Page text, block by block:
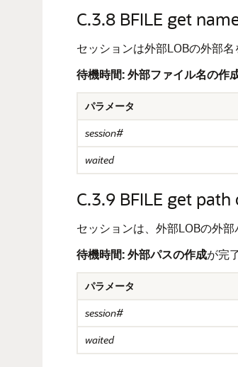
C.3.8 BFILE get
セッションは外部LOBの外部
待機時間:外部ファイル名の作
パラメータ
session#
waited
C.3.9 BFILE get path
セッションは、外部LOBの外
待機時間:外部パスの作成が完
パラメータ
session#
waited